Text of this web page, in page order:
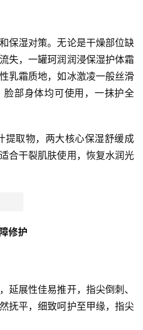
保湿对策。无论是干燥部位缺
失，一罐珂润润浸保湿护体霜
乳霜质地，如冰激凌一般丝滑
部身体均可使用，一抹护全
取物，两大核心保湿舒缓成
合干裂肌肤使用，恢复水润光
修护
延展性佳易推开，指尖倒刺、
抚平，细致呵护至甲缘，指尖